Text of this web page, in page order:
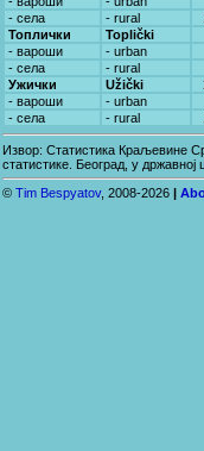
- села
- rural
Топлички
Toplički
- вароши
- urban
- села
- rural
Ужички
Užički
- вароши
- urban
- села
- rural
Извор: Статистика Краљевине
статистике. Београд, у
© Tim Bespyatov, 2008-2026